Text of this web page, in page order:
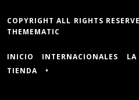
COPYRIGHT ALL RIGHTS
THEMEMATIC
INICIO INTERNACIONALES LA
TIENDA
•